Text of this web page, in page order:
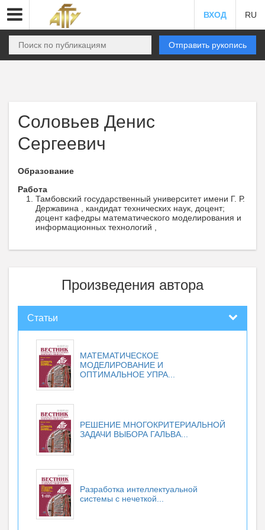
ВХОД RU
Отправить рукопись
Соловьев Денис
Сергеевич
Образование
Работа
Тамбовский государственный университет имени Г. Р.
Державина , кандидат технических наук, доцент;
доцент кафедры математического моделирования и
информационных технологий ,
Произведения автора
Статьи
МАТЕМАТИЧЕСКОЕ
МОДЕЛИРОВАНИЕ И
ОПТИМАЛЬНОЕ УПРА...
РЕШЕНИЕ МНОГОКРИТЕРИАЛЬНОЙ
ЗАДАЧИ ВЫБОРА ГАЛЬВА...
Разработка интеллектуальной
системы с нечеткой...